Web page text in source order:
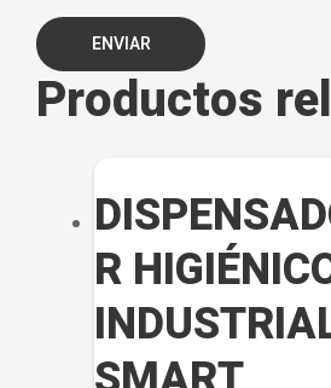
ENVIAR
Productos
R